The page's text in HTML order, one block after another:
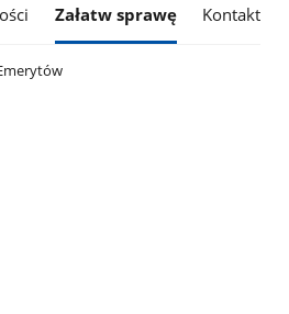
Załatw sprawę Kontakt